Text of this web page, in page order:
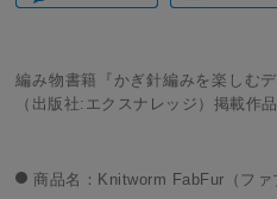
編み物書籍『かぎ針編みを楽しむ
（出版社:エクスナレッジ）掲載作
商品名：Knitworm FabFur（ファ